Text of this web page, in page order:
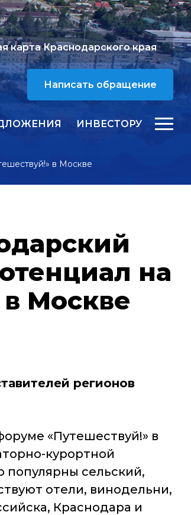
карта Краснодарского края
Написать обращение
ИНВЕСТОРУ
в Москве
на
Москве
регионов
«Путешествуй!» в
курортной
популярны сельский,
отели, винодельни,
Краснодара и